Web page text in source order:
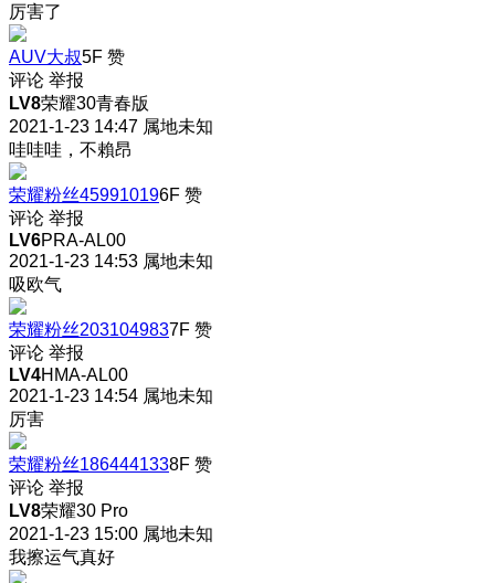
厉害了
AUV大叔5F 赞
评论 举报
LV8荣耀30青春版
2021-1-23 14:47 属地未知
哇哇哇，不賴昂
荣耀粉丝459910196F 赞
评论 举报
LV6PRA-AL00
2021-1-23 14:53 属地未知
吸欧气
荣耀粉丝2031049837F 赞
评论 举报
LV4HMA-AL00
2021-1-23 14:54 属地未知
厉害
荣耀粉丝1864441338F 赞
评论 举报
LV8荣耀30 Pro
2021-1-23 15:00 属地未知
我擦运气真好